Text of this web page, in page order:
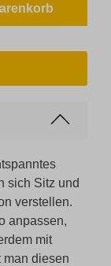
sich Sitz und
verstellen.
anpassen,
mit
man diesen